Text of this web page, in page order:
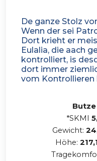
De ganze Stolz
Wenn der sei
Dort krieht er
Eulalia, die aach
kontrolliert, is
dort immer
vom
Butze
*SKMI
Gewicht:
Höhe: